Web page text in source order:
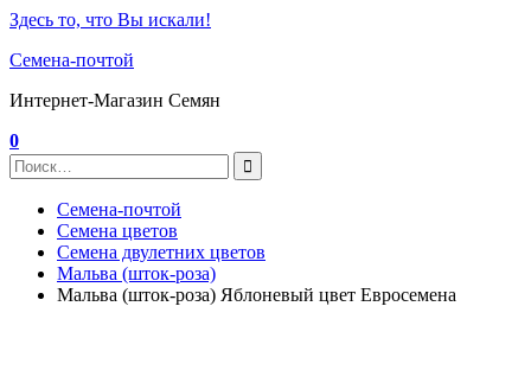
Здесь то, что Вы искали!
Семена-почтой
Интернет-Магазин Семян
0
Семена-почтой
Семена цветов
Семена двулетних цветов
Мальва (шток-роза)
Мальва (шток-роза) Яблоневый цвет Евросемена